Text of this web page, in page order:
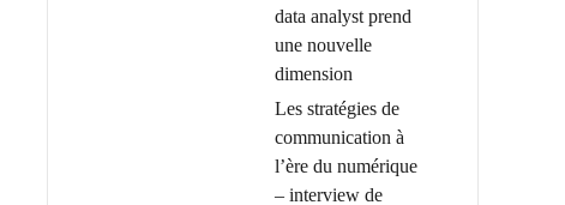
data analyst prend
une nouvelle
dimension
Les stratégies de
communication à
l’ère du numérique
– interview de